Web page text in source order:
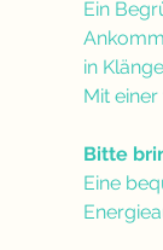
Ein
in
Mit
Bitte
Eine